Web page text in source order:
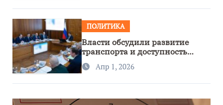
ПОЛИТИКА
Власти обсудили развитие
транспорта и доступность
региона
Апр 1, 2026